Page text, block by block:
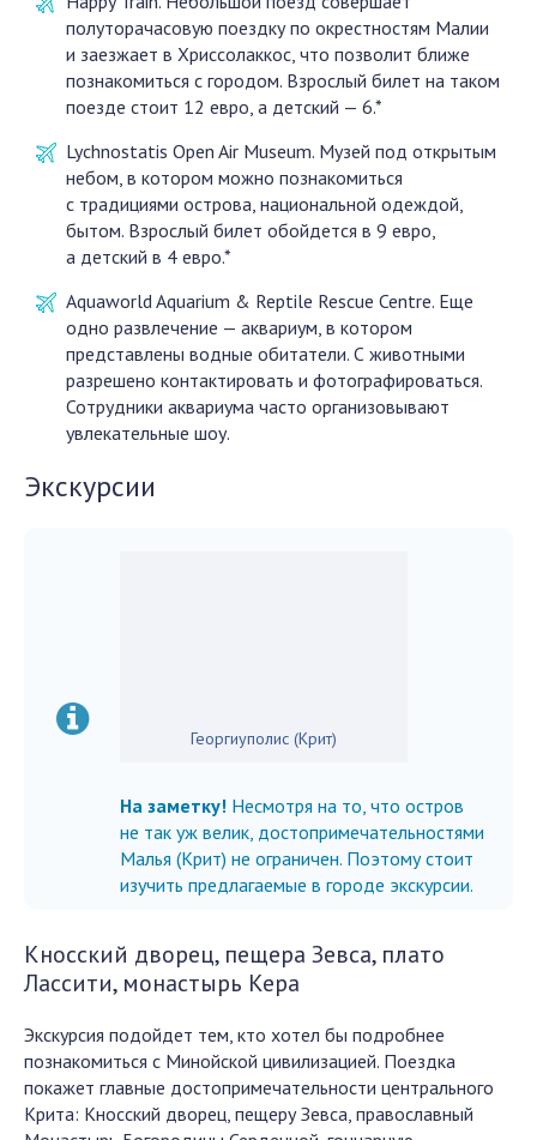
полуторачасовую поездку по окрестностям Малии
и заезжает в Хриссолаккос, что позволит ближе
познакомиться с городом. Взрослый билет на таком
поезде стоит 12 евро, а детский — 6.*
Lychnostatis Open Air Museum. Музей под открытым
небом, в котором можно познакомиться
с традициями острова, национальной одеждой,
бытом. Взрослый билет обойдется в 9 евро,
а детский в 4 евро.*
Aquaworld Aquarium & Reptile Rescue Centre. Еще
одно развлечение — аквариум, в котором
представлены водные обитатели. С животными
разрешено контактировать и фотографироваться.
Сотрудники аквариума часто организовывают
увлекательные шоу.
Экскурсии
Георгиуполис (Крит)
На заметку! Несмотря на то, что остров
не так уж велик, достопримечательностями
Малья (Крит) не ограничен. Поэтому стоит
изучить предлагаемые в городе экскурсии.
Кносский дворец, пещера Зевса, плато
Лассити, монастырь Кера
Экскурсия подойдет тем, кто хотел бы подробнее
познакомиться с Минойской цивилизацией. Поездка
покажет главные достопримечательности центрального
Крита: Кносский дворец, пещеру Зевса, православный